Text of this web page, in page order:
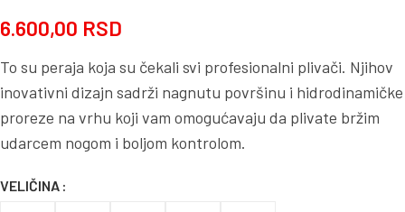
6.600,00 RSD
To su peraja koja su čekali svi profesionalni plivači. Njihov
inovativni dizajn sadrži nagnutu površinu i hidrodinamičke
proreze na vrhu koji vam omogućavaju da plivate bržim
udarcem nogom i boljom kontrolom.
VELIČINA